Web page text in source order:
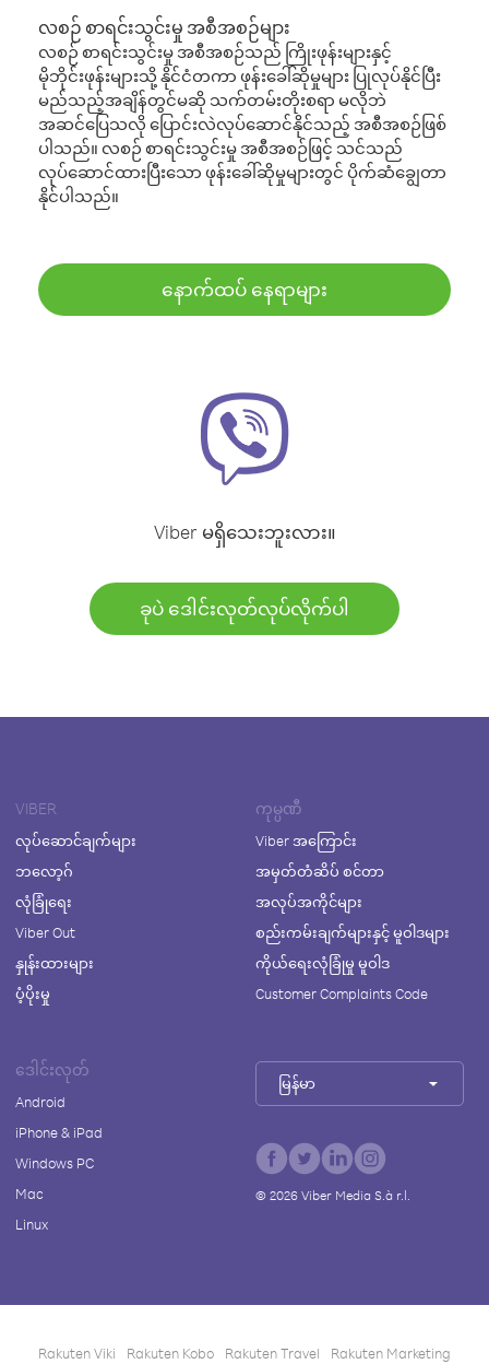
လစဉ် စာရင်းသွင်းမှု အစီအစဉ်များ
လစဉ် စာရင်းသွင်းမှု အစီအစဉ်သည် ကြိုးဖုန်းများနှင့်
မိုဘိုင်းဖုန်းများသို့ နိုင်ငံတကာ ဖုန်းခေါ်ဆိုမှုများ ပြုလုပ်နိုင်ပြီး
မည်သည့်အချိန်တွင်မဆို သက်တမ်းတိုးစရာ မလိုဘဲ
အဆင်ပြေသလို ပြောင်းလဲလုပ်ဆောင်နိုင်သည့် အစီအစဉ်ဖြစ်
ပါသည်။ လစဉ် စာရင်းသွင်းမှု အစီအစဉ်ဖြင့် သင်သည်
လုပ်ဆောင်ထားပြီးသော ဖုန်းခေါ်ဆိုမှုများတွင် ပိုက်ဆံချွေတာ
နိုင်ပါသည်။
နောက်ထပ် နေရာများ
Viber မရှိသေးဘူးလား။
ခုပဲ ဒေါင်းလုတ်လုပ်လိုက်ပါ
VIBER
လုပ်ဆောင်ချက်များ
ဘလော့ဂ်
လုံခြုံရေး
Viber Out
နှုန်းထားများ
ပံ့ပိုးမှု
ကုမ္ပဏီ
Viber အကြောင်း
အမှတ်တံဆိပ် စင်တာ
အလုပ်အကိုင်များ
စည်းကမ်းချက်များနှင့် မူဝါဒများ
ကိုယ်ရေးလုံခြုံမှု မူဝါဒ
Customer Complaints Code
ဒေါင်းလုတ်
Android
iPhone & iPad
Windows PC
Mac
Linux
မြန်မာ
© 2026Viber Media S.à r.l.
Rakuten Viki Rakuten Kobo Rakuten Travel Rakuten Marketing